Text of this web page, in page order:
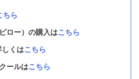
ちら
ロー）の購入はこちら
しくはこちら
ールはこちら